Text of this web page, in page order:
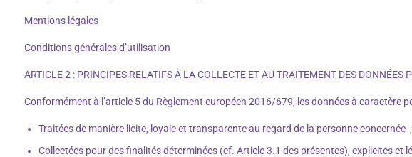
Mentions légales
Conditions générales d’utilisation
ARTICLE 2 : PRINCIPES RELATIFS À LA COLLECTE ET AU TRAITEMENT DES DONNÉES
Conformément à l’article 5 du Règlement européen 2016/679, les données à caractère
Traitées de manière licite, loyale et transparente au regard de la personne concernée ;
Collectées pour des finalités déterminées (cf. Article 3.1 des présentes), explicites